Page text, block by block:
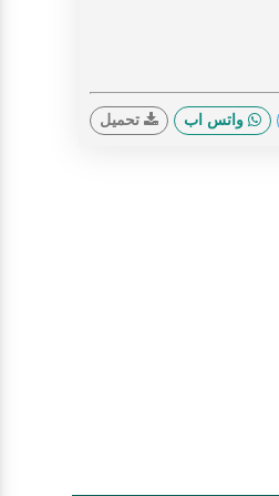
واتس اب تحميل